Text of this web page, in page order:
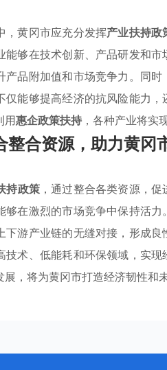
，黄冈市应充分发挥产业扶持政
能够在技术创新、产品研发和
产品附加值和市场竞争力。同
仅能够提高经济的抗风险能力
用惠企政策扶持 ，各种产业将实
整合资源，助力黄冈
持政策，通过整合各类资源，
够在激烈的市场竞争中保持活
下游产业链的无缝对接，形成
技术、低能耗和环保领域，实
展，将为黄冈市打造经济韧性和